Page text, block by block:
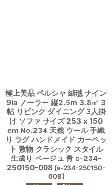
極上美品 ペルシャ 絨毯 ナイン
9la ノーラー 縦2.5m 3.8㎡ 3
帖 リビング ダイニング 3人掛
け ソファ サイズ 253 x 150
cm No.234 天然 ウール 手織
り ラグ ハンドメイド カーペッ
ト 敷物 クラシック スタイル
生成り ベージュ 青 s-234-
250150-008 [s-234-250150-
008]